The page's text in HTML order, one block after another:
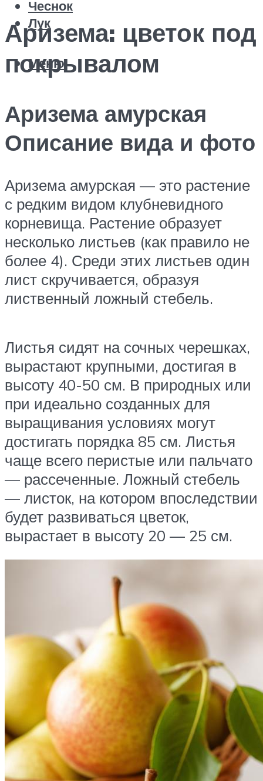
Чеснок
Лук
Меню
Аризема: цветок под
покрывалом
Аризема амурская
Описание вида и фото
Аризема амурская — это растение
с редким видом клубневидного
корневища. Растение образует
несколько листьев (как правило не
более 4). Среди этих листьев один
лист скручивается, образуя
лиственный ложный стебель.
Листья сидят на сочных черешках,
вырастают крупными, достигая в
высоту 40-50 см. В природных или
при идеально созданных для
выращивания условиях могут
достигать порядка 85 см. Листья
чаще всего перистые или пальчато
— рассеченные. Ложный стебель
— листок, на котором впоследствии
будет развиваться цветок,
вырастает в высоту 20 — 25 см.